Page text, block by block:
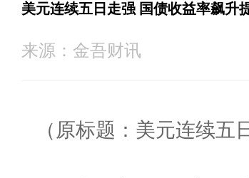
美元连续五日走强 国债收益率飙升
来源： 金吾财讯
（原标题：美元连续五